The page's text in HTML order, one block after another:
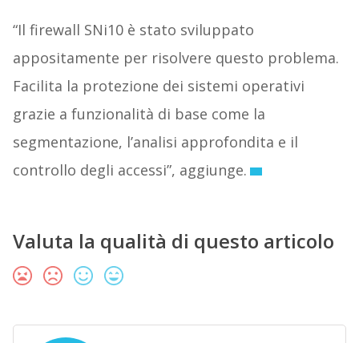
“Il firewall SNi10 è stato sviluppato
appositamente per risolvere questo problema.
Facilita la protezione dei sistemi operativi
grazie a funzionalità di base come la
segmentazione, l’analisi approfondita e il
controllo degli accessi”, aggiunge.
Valuta la qualità di questo articolo